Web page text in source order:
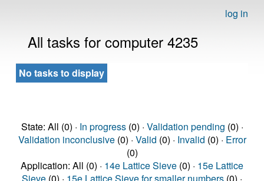
log in
All tasks for computer 4235
No tasks to display
State: All (0) · In progress(0) · Validation pending (0) ·
Validation inconclusive(0) · Valid (0) · Invalid (0) · Error
(0)
Application: All (0) · 14e Lattice Sieve (0) · 15e Lattice